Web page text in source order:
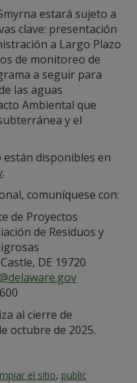
estará sujeto a
clave: presentación
a Largo Plazo
de monitoreo de
a seguir para
las aguas
Ambiental que
y el
están disponibles en
.
comuníquese con:
de Proyectos
de Residuos y
DE 19720
al cierre de
octubre de 2025.
el sitio, public